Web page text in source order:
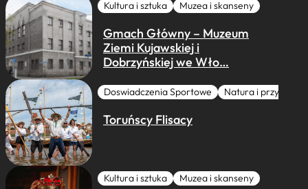
Kultura i sztuka Muzea i skanseny
Gmach Główny – Muzeum
Ziemi Kujawskiej i
Dobrzyńskiej we Wło…
Doswiadczenia Sportowe Natura i przygoda
Toruńscy Flisacy
Kultura i sztuka Muzea i skanseny